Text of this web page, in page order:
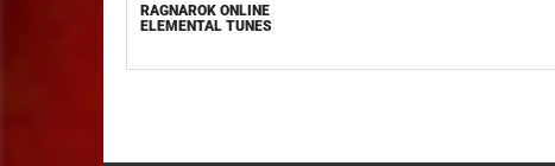
RAGNAROK ONLINE
ELEMENTAL TUNES